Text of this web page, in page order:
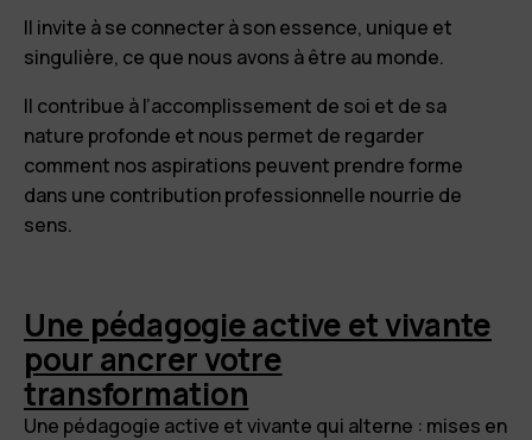
Il invite à se connecter à son essence, unique et
singulière, ce que nous avons à être au monde.
Il contribue à l’accomplissement de soi et de sa
nature profonde et nous permet de regarder
comment nos aspirations peuvent prendre forme
dans une contribution professionnelle nourrie de
sens.
Une pédagogie active et vivante
pour ancrer votre
transformation
Une pédagogie active et vivante qui alterne : mises en